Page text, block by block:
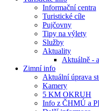
Informační centra
Turistické cíle
Pujčovny
Tipy na výlety
Služby
Aktuality
Aktuálně -
Zimní info
Aktuální úprava
Kamery
5 KM OKRUH
Info z ČHMÚ a